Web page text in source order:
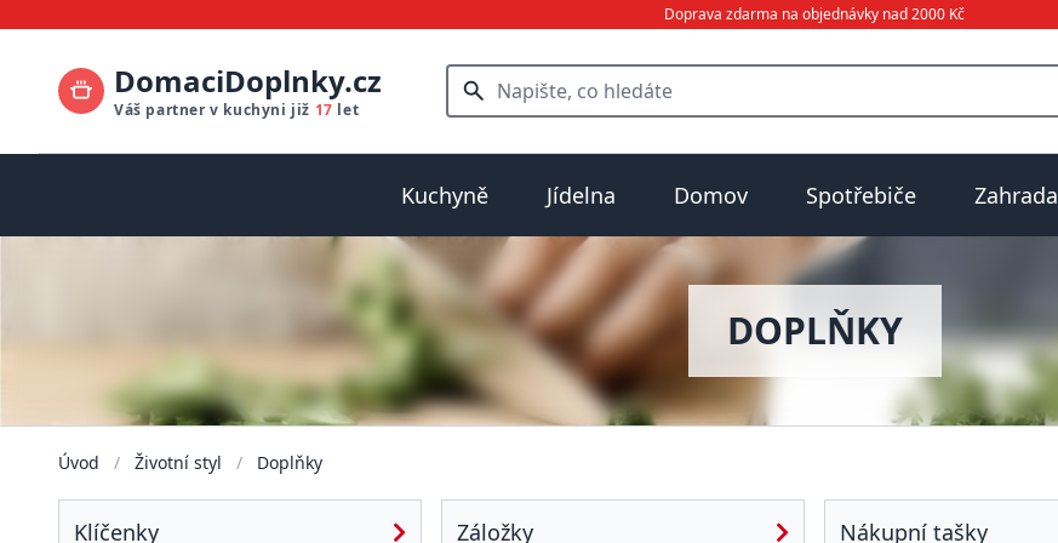
Doprava zdarma na objednávky nad 2000 Kč
DomaciDoplnky.cz
Váš partner v kuchyni již 17 let
Kuchyně Jídelna Domov Spotřebiče Zahrada
DOPLŇKY
Úvod / Životní styl / Doplňky
Klíčenky Záložky Nákupní tašky